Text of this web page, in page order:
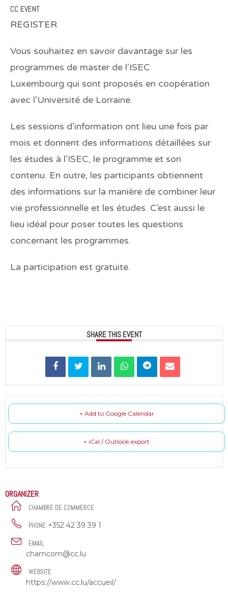
CC EVENT
REGISTER
Vous souhaitez en savoir davantage sur les
programmes de master de l’ISEC
Luxembourg qui sont proposés en coopération
avec l’Université de Lorraine.
Les sessions d’information ont lieu une fois par
mois et donnent des informations détaillées sur
les études à l’ISEC, le programme et son
contenu. En outre, les participants obtiennent
des informations sur la manière de combiner leur
vie professionnelle et les études. C’est aussi le
lieu idéal pour poser toutes les questions
concernant les programmes.
La participation est gratuite.
SHARE THIS EVENT
+ Add to Google Calendar
+ iCal / Outlook export
ORGANIZER
CHAMBRE DE COMMERCE
PHONE +352 42 39 39 1
EMAIL
chamcom@cc.lu
WEBSITE
https://www.cc.lu/accueil/